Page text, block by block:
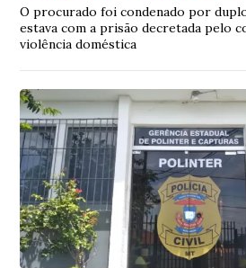
O procurado foi condenado por
estava com a prisão decretada pelo
violência doméstica